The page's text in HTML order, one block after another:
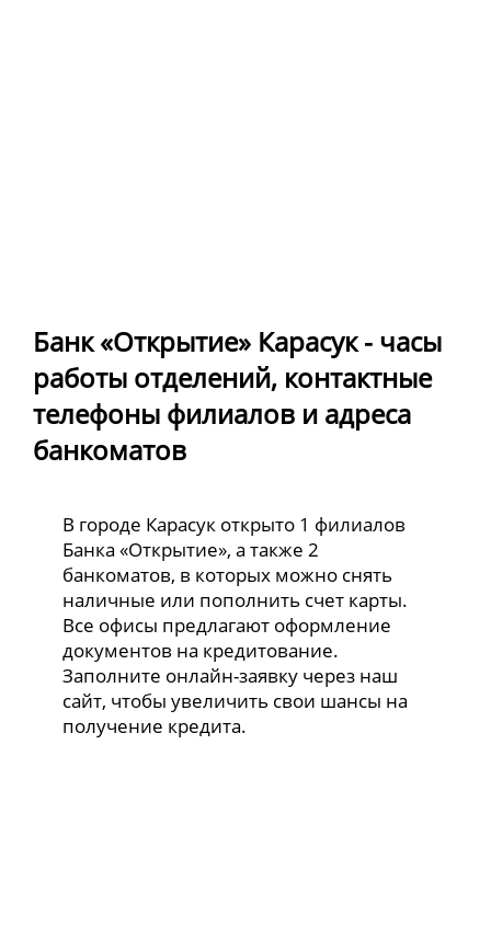
Банк «Открытие» Карасук - часы
работы отделений, контактные
телефоны филиалов и адреса
банкоматов
В городе Карасук открыто 1 филиалов
Банка «Открытие», а также 2
банкоматов, в которых можно снять
наличные или пополнить счет карты.
Все офисы предлагают оформление
документов на кредитование.
Заполните онлайн-заявку через наш
сайт, чтобы увеличить свои шансы на
получение кредита.